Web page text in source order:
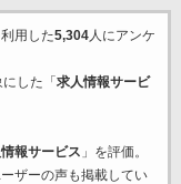
用した5,304人にアンケ
した「 求人情報サービ
報サービス 」を評価。
ザーの声も掲載してい